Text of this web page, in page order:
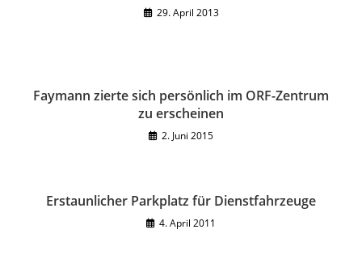
29. April 2013
Faymann zierte sich persönlich im ORF-Zentrum
zu erscheinen
2. Juni 2015
Erstaunlicher Parkplatz für Dienstfahrzeuge
4. April 2011